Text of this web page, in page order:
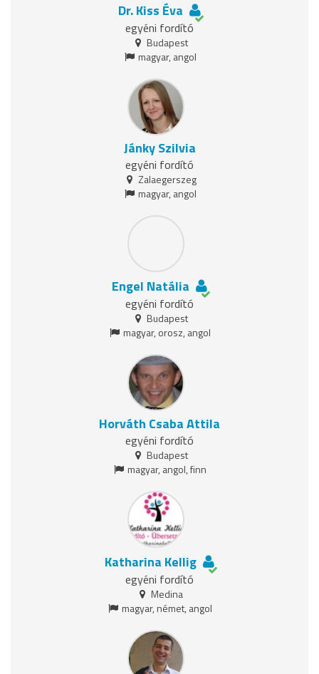
Dr. Kiss Éva
egyéni fordító
Budapest
magyar, angol
Jánky Szilvia
egyéni fordító
Zalaegerszeg
magyar, angol
Engel Natália
egyéni fordító
Budapest
magyar, orosz, angol
Horváth Csaba Attila
egyéni fordító
Budapest
magyar, angol, finn
Katharina Kellig
egyéni fordító
Medina
magyar, német, angol